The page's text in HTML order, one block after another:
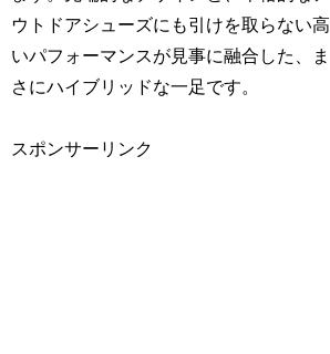
ウトドアシューズにも引けを取らない高
いパフォーマンスが見事に融合した、ま
さにハイブリッドな一足です。
スポンサーリンク